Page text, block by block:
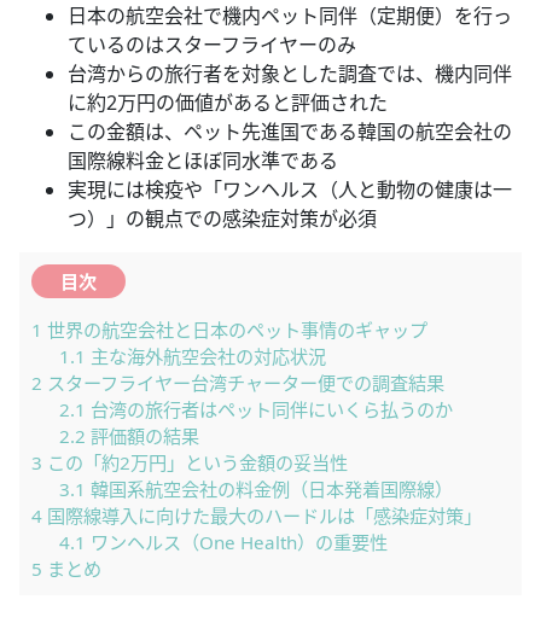
日本の航空会社で機内ペット同伴（定期便）を行っ
ているのはスターフライヤーのみ
台湾からの旅行者を対象とした調査では、機内同伴
に約2万円の価値があると評価された
この金額は、ペット先進国である韓国の航空会社の
国際線料金とほぼ同水準である
実現には検疫や「ワンヘルス（人と動物の健康は一
つ）」の観点での感染症対策が必須
目次
1 世界の航空会社と日本のペット事情のギャップ
1.1 主な海外航空会社の対応状況
2 スターフライヤー台湾チャーター便での調査結果
2.1 台湾の旅行者はペット同伴にいくら払うのか
2.2 評価額の結果
3 この「約2万円」という金額の妥当性
3.1 韓国系航空会社の料金例（日本発着国際線）
4 国際線導入に向けた最大のハードルは「感染症対策」
4.1 ワンヘルス（One Health）の重要性
5 まとめ